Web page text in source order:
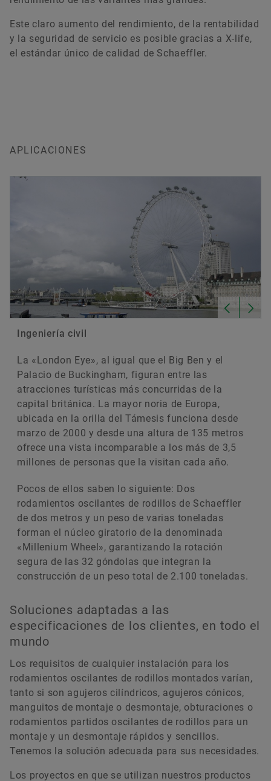
Este claro aumento del rendimiento, de la rentabilidad
y la seguridad de servicio es posible gracias a X-life,
el estándar único de calidad de Schaeffler.
APLICACIONES
Ingeniería civil
La «London Eye», al igual que el Big Ben y el
Palacio de Buckingham, figuran entre las
atracciones turísticas más concurridas de la
capital británica. La mayor noria de Europa,
ubicada en la orilla del Támesis funciona desde
marzo de 2000 y desde una altura de 135 metros
ofrece una vista incomparable a los más de 3,5
millones de personas que la visitan cada año.
Pocos de ellos saben lo siguiente: Dos
rodamientos oscilantes de rodillos de Schaeffler
de dos metros y un peso de varias toneladas
forman el núcleo giratorio de la denominada
«Millenium Wheel», garantizando la rotación
segura de las 32 góndolas que integran la
construcción de un peso total de 2.100 toneladas.
Soluciones adaptadas a las
especificaciones de los clientes, en todo el
mundo
Los requisitos de cualquier instalación para los
rodamientos oscilantes de rodillos montados varían,
tanto si son agujeros cilíndricos, agujeros cónicos,
manguitos de montaje o desmontaje, obturaciones o
rodamientos partidos oscilantes de rodillos para un
montaje y un desmontaje rápidos y sencillos.
Tenemos la solución adecuada para sus necesidades.
Los proyectos en que se utilizan nuestros productos